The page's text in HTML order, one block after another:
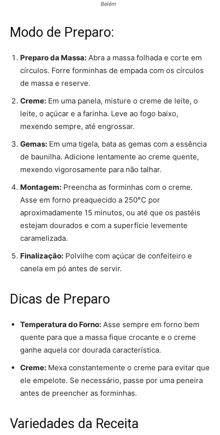
Belém
Modo de Preparo:
Preparo da Massa: Abra a massa folhada e corte em
círculos. Forre forminhas de empada com os círculos
de massa e reserve.
Creme: Em uma panela, misture o creme de leite, o
leite, o açúcar e a farinha. Leve ao fogo baixo,
mexendo sempre, até engrossar.
Gemas: Em uma tigela, bata as gemas com a essência
de baunilha. Adicione lentamente ao creme quente,
mexendo vigorosamente para não talhar.
Montagem: Preencha as forminhas com o creme.
Asse em forno preaquecido a 250°C por
aproximadamente 15 minutos, ou até que os pastéis
estejam dourados e com a superfície levemente
caramelizada.
Finalização: Polvilhe com açúcar de confeiteiro e
canela em pó antes de servir.
Dicas de Preparo
Temperatura do Forno: Asse sempre em forno bem
quente para que a massa fique crocante e o creme
ganhe aquela cor dourada característica.
Creme: Mexa constantemente o creme para evitar que
ele empelote. Se necessário, passe por uma peneira
antes de preencher as forminhas.
Variedades da Receita